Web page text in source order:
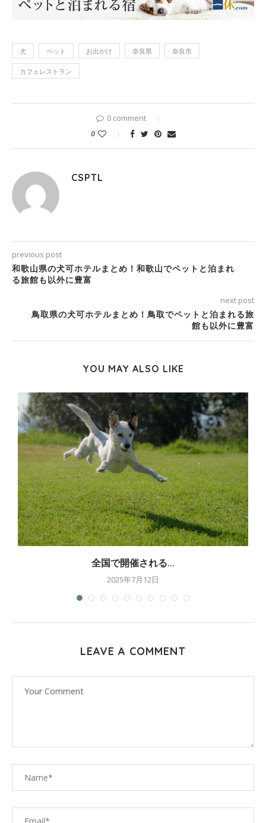
犬 ペット お出かけ 奈良県 奈良市
カフェレストラン
0 comment
0
CSPTL
previous post
和歌山県の犬可ホテルまとめ！和歌山でペットと泊まれ
る旅館も以外に豊富
next post
鳥取県の犬可ホテルまとめ！鳥取でペットと泊まれる旅
館も以外に豊富
YOU MAY ALSO LIKE
全国で開催される...
2025年7月12日
LEAVE A COMMENT